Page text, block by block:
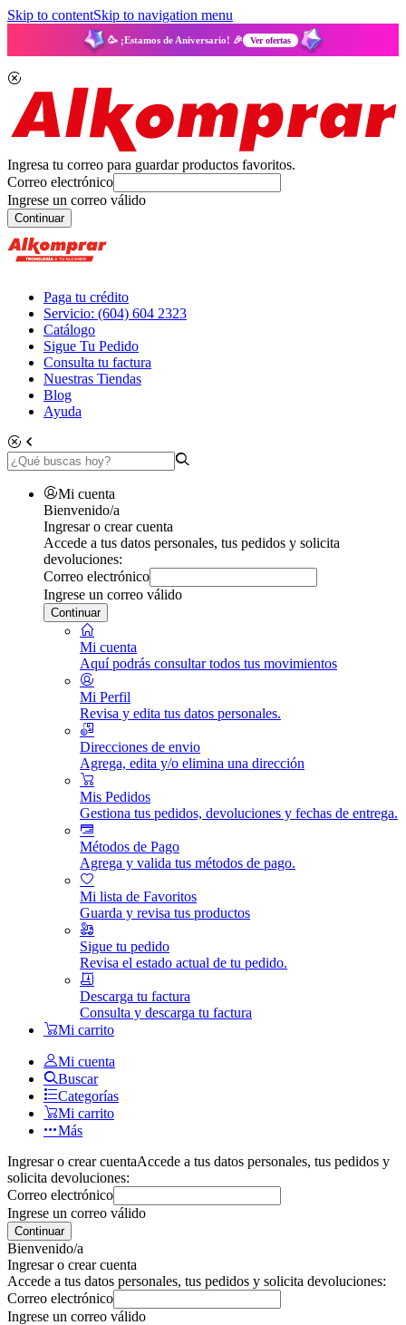
Skip to contentSkip to navigation menu
🥳 ¡Estamos de Aniversario! 🎉 Ver ofertas
Ingresa tu correo para guardar productos favoritos.
Correo electrónico
Ingrese un correo válido
Continuar
Paga tu crédito
Servicio: (604) 604 2323
Catálogo
Sigue Tu Pedido
Consulta tu factura
Nuestras Tiendas
Blog
Ayuda
Mi cuenta
Bienvenido/a
Ingresar o crear cuenta
Accede a tus datos personales, tus pedidos y solicita
devoluciones:
Correo electrónico
Ingrese un correo válido
Continuar
Mi cuenta
Aquí podrás consultar todos tus movimientos
Mi Perfil
Revisa y edita tus datos personales.
Direcciones de envio
Agrega, edita y/o elimina una dirección
Mis Pedidos
Gestiona tus pedidos, devoluciones y fechas de entrega.
Métodos de Pago
Agrega y valida tus métodos de pago.
Mi lista de Favoritos
Guarda y revisa tus productos
Sigue tu pedido
Revisa el estado actual de tu pedido.
Descarga tu factura
Consulta y descarga tu factura
Mi carrito
Mi cuenta
Buscar
Categorías
Mi carrito
Más
Ingresar o crear cuentaAccede a tus datos personales, tus pedidos y
solicita devoluciones:
Correo electrónico
Ingrese un correo válido
Continuar
Bienvenido/a
Ingresar o crear cuenta
Accede a tus datos personales, tus pedidos y solicita devoluciones:
Correo electrónico
Ingrese un correo válido